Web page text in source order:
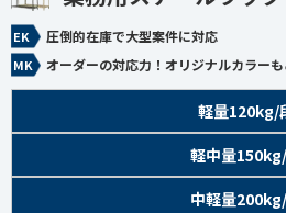
圧倒的在庫で大型案件に対応
オーダーの対応力！オリジナルカラー
軽量120kg/
アイボリー、グレー軽中量
中軽量